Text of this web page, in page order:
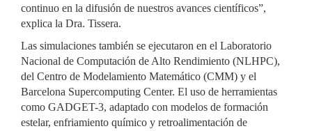
continuo en la difusión de nuestros avances científicos”,
explica la Dra. Tissera.
Las simulaciones también se ejecutaron en el Laboratorio
Nacional de Computación de Alto Rendimiento (NLHPC),
del Centro de Modelamiento Matemático (CMM) y el
Barcelona Supercomputing Center. El uso de herramientas
como GADGET-3, adaptado con modelos de formación
estelar, enfriamiento químico y retroalimentación de